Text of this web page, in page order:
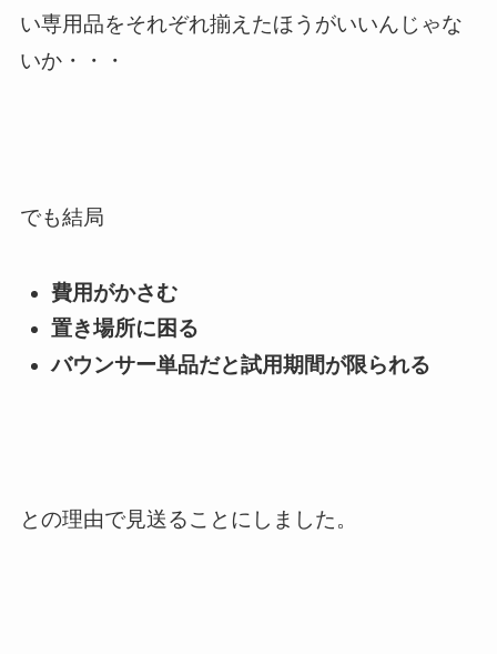
い専用品をそれぞれ揃えたほうがいいんじゃな
いか・・・
でも結局
費用がかさむ
置き場所に困る
バウンサー単品だと試用期間が限られる
との理由で見送ることにしました。